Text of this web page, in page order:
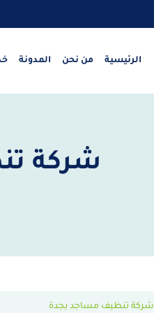
الرئيسية من نحن المدونة
شركة
شركة تنظيف مساجد بجدة